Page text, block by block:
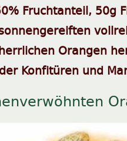
Fruchtanteil, 50g
Orangen
Konfitüren und